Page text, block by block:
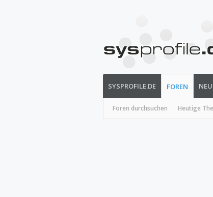
SYSPROFILE.DE FOREN
Foren durchsuchen Heutige